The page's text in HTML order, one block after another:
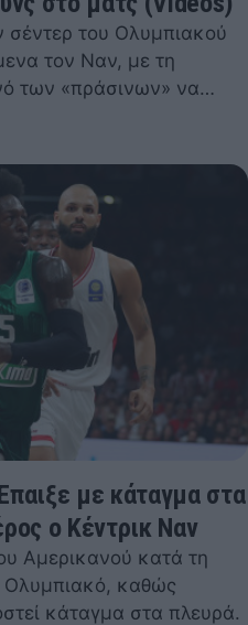
σέντερ του Ολυμπιακού
τον Ναν, με τη
των «πράσινων» να…
με κάταγμα στα
ο Κέντρικ Ναν
Αμερικανού κατά τη
Ολυμπιακό, καθώς
κάταγμα στα πλευρά.